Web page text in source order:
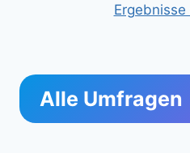
Alle Umfragen